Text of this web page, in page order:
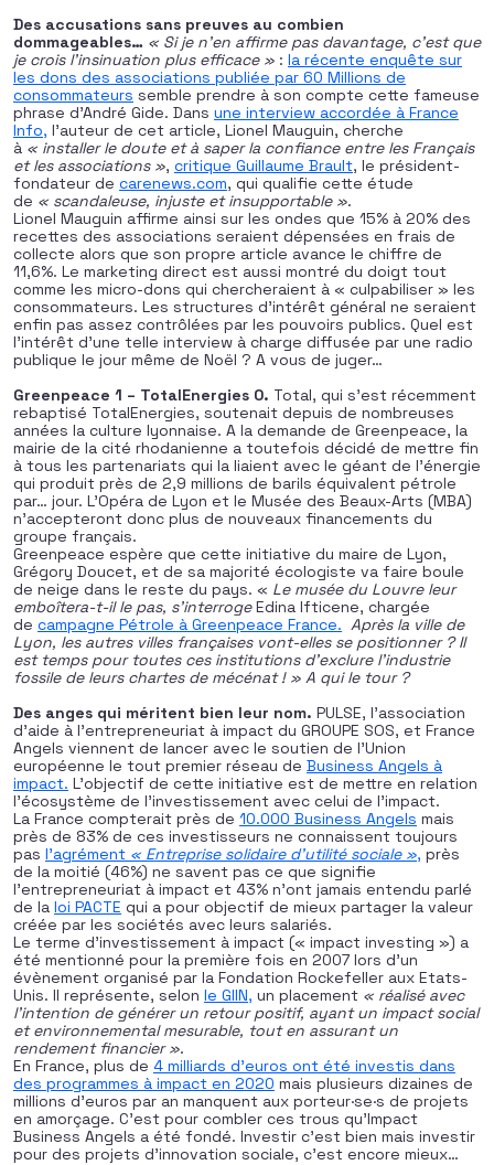
Des accusations sans preuves au combien
dommageables… « Si je n’en affirme pas davantage, c’est que
je crois l’insinuation plus efficace » : la récente enquête sur
les dons des associations publiée par 60 Millions de
consommateurs semble prendre à son compte cette fameuse
phrase d’André Gide. Dans une interview accordée à France
Info, l’auteur de cet article, Lionel Mauguin, cherche
à « installer le doute et à saper la confiance entre les Français
et les associations », critique Guillaume Brault, le président-
fondateur de carenews.com, qui qualifie cette étude
de « scandaleuse, injuste et insupportable ».
Lionel Mauguin affirme ainsi sur les ondes que 15% à 20% des
recettes des associations seraient dépensées en frais de
collecte alors que son propre article avance le chiffre de
11,6%. Le marketing direct est aussi montré du doigt tout
comme les micro-dons qui chercheraient à « culpabiliser » les
consommateurs. Les structures d’intérêt général ne seraient
enfin pas assez contrôlées par les pouvoirs publics. Quel est
l’intérêt d’une telle interview à charge diffusée par une radio
publique le jour même de Noël ? A vous de juger…
Greenpeace 1 – TotalEnergies 0. Total, qui s’est récemment
rebaptisé TotalEnergies, soutenait depuis de nombreuses
années la culture lyonnaise. A la demande de Greenpeace, la
mairie de la cité rhodanienne a toutefois décidé de mettre fin
à tous les partenariats qui la liaient avec le géant de l’énergie
qui produit près de 2,9 millions de barils équivalent pétrole
par… jour. L’Opéra de Lyon et le Musée des Beaux-Arts (MBA)
n’accepteront donc plus de nouveaux financements du
groupe français.
Greenpeace espère que cette initiative du maire de Lyon,
Grégory Doucet, et de sa majorité écologiste va faire boule
de neige dans le reste du pays. « Le musée du Louvre leur
emboîtera-t-il le pas, s’interrogeEdina Ifticene, chargée
de campagne Pétrole à Greenpeace France. Après la ville de
Lyon, les autres villes françaises vont-elles se positionner ? Il
est temps pour toutes ces institutions d’exclure l’industrie
fossile de leurs chartes de mécénat ! » A qui le tour ?
Des anges qui méritent bien leur nom. PULSE, l’association
d’aide à l’entrepreneuriat à impact du GROUPE SOS, et France
Angels viennent de lancer avec le soutien de l’Union
européenne le tout premier réseau de Business Angels à
impact. L’objectif de cette initiative est de mettre en relation
l’écosystème de l’investissement avec celui de l’impact.
La France compterait près de 10.000 Business Angels mais
près de 83% de ces investisseurs ne connaissent toujours
pas l’agrément « Entreprise solidaire d’utilité sociale », près
de la moitié (46%) ne savent pas ce que signifie
l’entrepreneuriat à impact et 43% n’ont jamais entendu parlé
de la loi PACTE qui a pour objectif de mieux partager la valeur
créée par les sociétés avec leurs salariés.
Le terme d’investissement à impact (« impact investing ») a
été mentionné pour la première fois en 2007 lors d’un
évènement organisé par la Fondation Rockefeller aux Etats-
Unis. Il représente, selon le GIIN, un placement « réalisé avec
l’intention de générer un retour positif, ayant un impact social
et environnemental mesurable, tout en assurant un
rendement financier ».
En France, plus de 4 milliards d’euros ont été investis dans
des programmes à impact en 2020 mais plusieurs dizaines de
millions d’euros par an manquent aux porteur·se·s de projets
en amorçage. C’est pour combler ces trous qu’Impact
Business Angels a été fondé. Investir c’est bien mais investir
pour des projets d’innovation sociale, c’est encore mieux…